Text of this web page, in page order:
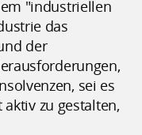
"industriellen
das
der
sei es
zu gestalten,